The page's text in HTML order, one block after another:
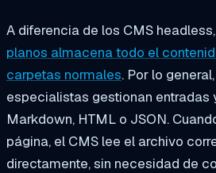
A diferencia de los CMS headless,
planos almacena todo el
carpetas normales. Por lo
especialistas gestionan entradas
Markdown, HTML o JSON.
página, el CMS lee el archivo
directamente, sin necesidad de